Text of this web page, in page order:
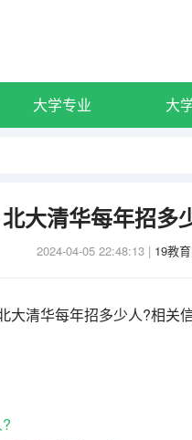
大学专业 大
北大清华每年招多
2024-04-05 22:48:13 | 19教
大清华每年招多少人?相关